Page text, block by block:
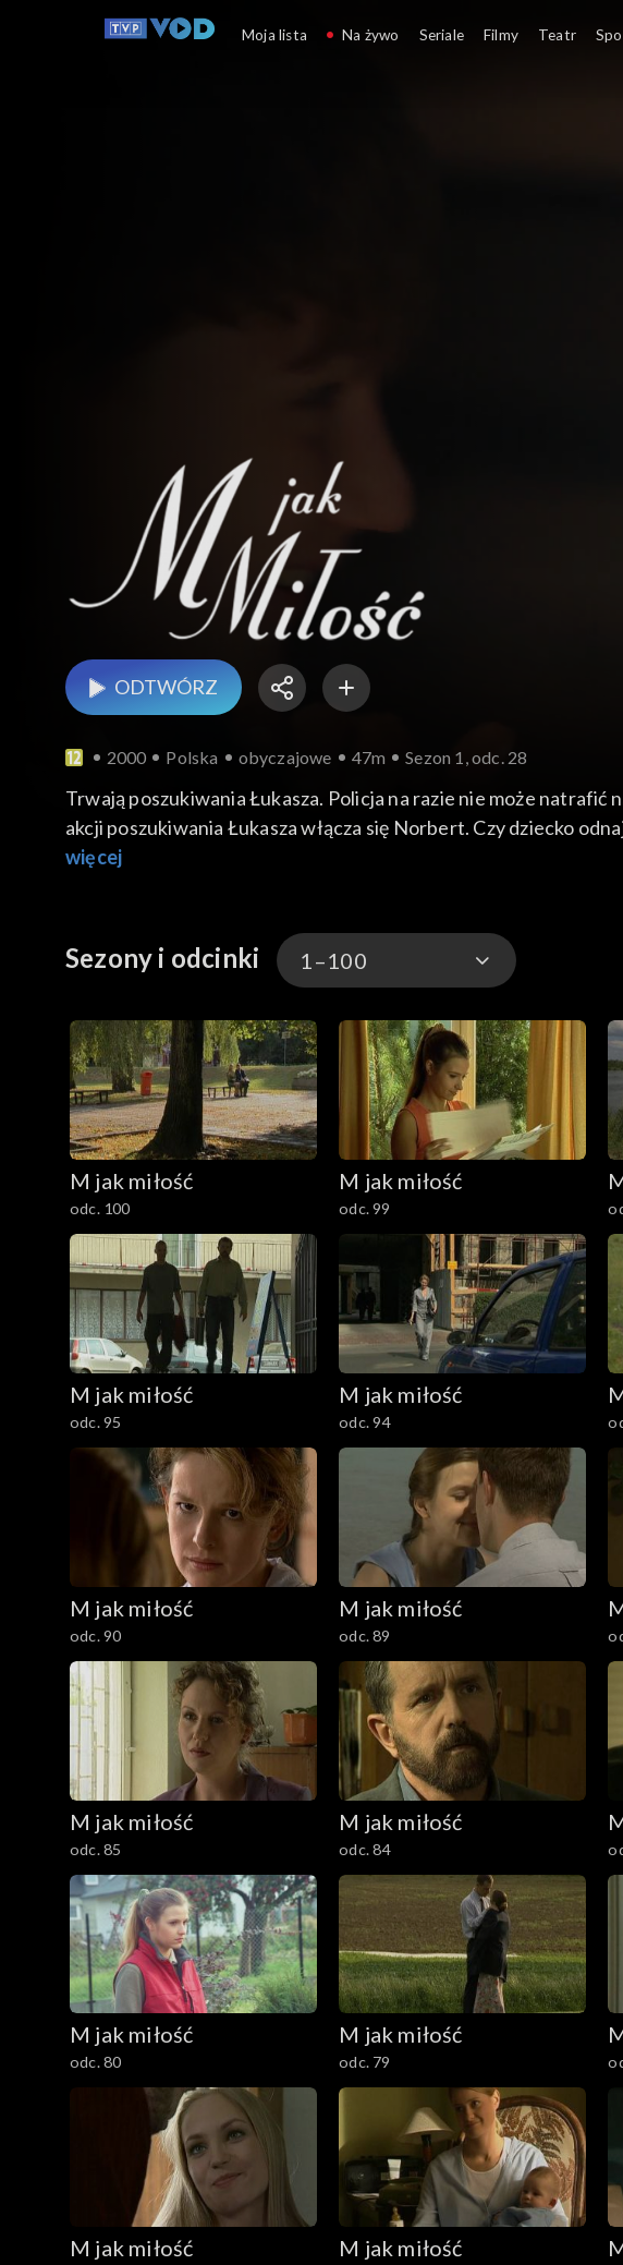
ODTWÓRZ
2000 Polska obyczajowe 47m Sezon 1, odc. 28
Trwają poszukiwania Łukasza. Policja na razie nie może natrafić
akcji poszukiwania Łukasza włącza się Norbert. Czy dziecko
więcej
Sezony i odcinki 1–100
1901–
1801–1900
1701–1800
1601–1700
1501–1600
1401–1500
1301–1400
1201–1300
1101–1200
1001–1100
901–1000
801–900
701–800
601–700
501–600
401–500
301–400
201–300
101–200
1–100
M jak miłość
odc. 100
M jak miłość
odc. 99
M jak miłość
odc. 95
M jak miłość
odc. 94
M jak miłość
odc. 90
M jak miłość
odc. 89
M jak miłość
odc. 85
M jak miłość
odc. 84
M jak miłość
odc. 80
M jak miłość
odc. 79
M jak miłość M jak miłość
Moja lista Na żywo Seriale Filmy Teatr